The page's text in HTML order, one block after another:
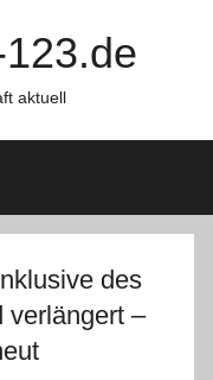
aktuell
des
verlängert –